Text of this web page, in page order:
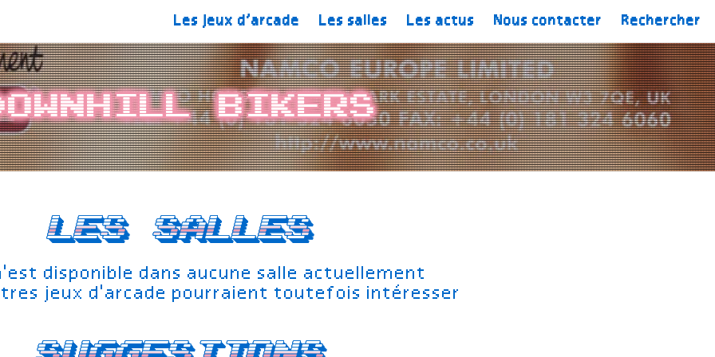
Les jeux d’arcade Les salles Les actus Nous contacter Rechercher
Bikers
Les salles
disponible dans aucune salle actuellement
jeux d'arcade pourraient toutefois intéresser